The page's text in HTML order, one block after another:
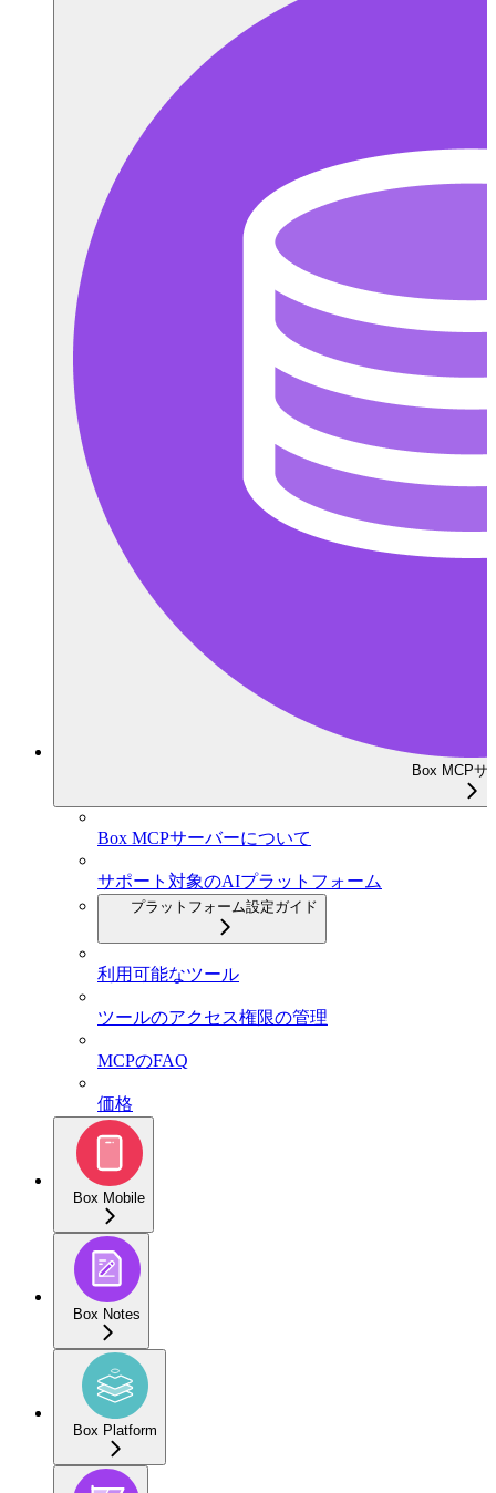
Box MCPサ
Box MCPサーバーについて
サポート対象のAIプラットフォーム
プラットフォーム設定ガイド
利用可能なツール
ツールのアクセス権限の管理
MCPのFAQ
価格
Box Mobile
Box Notes
Box Platform